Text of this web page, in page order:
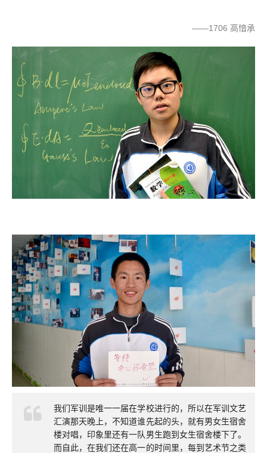
——1706 高愔承
我们军训是唯一一届在学校进行的，所以在军训文艺
汇演那天晚上，不知道谁先起的头，就有男女生宿舍
楼对唱，印象里还有一队男生跑到女生宿舍楼下了。
而自此，在我们还在高一的时间里，每到艺术节之类